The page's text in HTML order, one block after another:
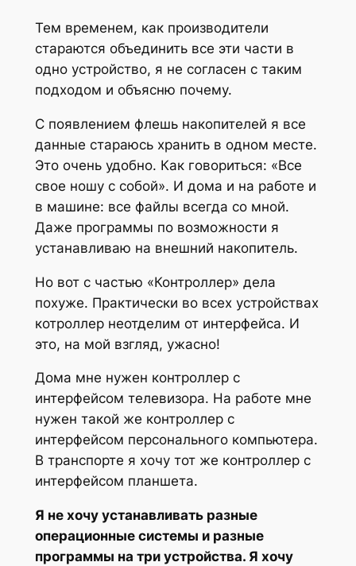
Тем временем, как производители
стараются объединить все эти части в
одно устройство, я не согласен с таким
подходом и объясню почему.
С появлением флешь накопителей я все
данные стараюсь хранить в одном месте.
Это очень удобно. Как говориться: «Все
свое ношу с собой». И дома и на работе и
в машине: все файлы всегда со мной.
Даже программы по возможности я
устанавливаю на внешний накопитель.
Но вот с частью «Контроллер» дела
похуже. Практически во всех устройствах
котроллер неотделим от интерфейса. И
это, на мой взгляд, ужасно!
Дома мне нужен контроллер с
интерфейсом телевизора. На работе мне
нужен такой же контроллер с
интерфейсом персонального компьютера.
В транспорте я хочу тот же контроллер с
интерфейсом планшета.
Я не хочу устанавливать разные
операционные системы и разные
программы на три устройства. Я хочу